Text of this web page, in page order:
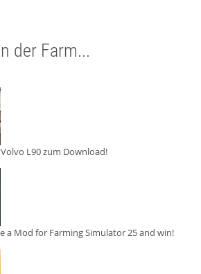
der Farm...
L90 zum Download!
a Mod for Farming Simulator 25 and win!